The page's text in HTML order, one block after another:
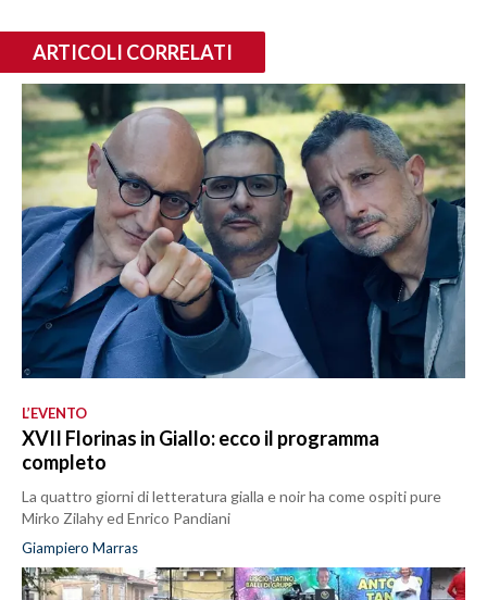
ARTICOLI CORRELATI
L’EVENTO
XVII Florinas in Giallo: ecco il programma
completo
La quattro giorni di letteratura gialla e noir ha come ospiti pure
Mirko Zilahy ed Enrico Pandiani
Giampiero Marras